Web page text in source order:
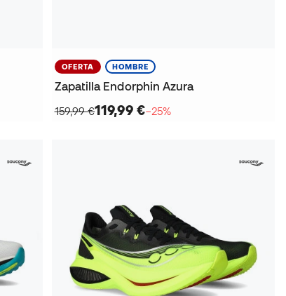
OFERTA HOMBRE
Zapatilla Endorphin Azura
159,99 €119,99 €−25%